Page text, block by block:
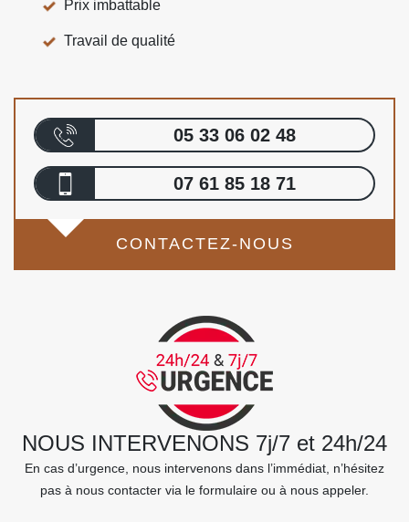
Prix imbattable
Travail de qualité
05 33 06 02 48
07 61 85 18 71
CONTACTEZ-NOUS
NOUS INTERVENONS 7j/7 et 24h/24
En cas d’urgence, nous intervenons dans l’immédiat, n’hésitez
pas à nous contacter via le formulaire ou à nous appeler.